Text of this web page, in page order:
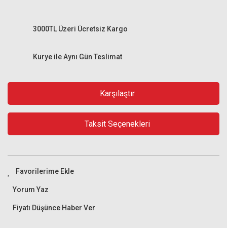
Kurye ile Aynı Gün Teslimat
3000TL Üzeri Ücretsiz Kargo
Karşılaştır
Taksit Seçenekleri
Yorum Yaz
Fiyatı Düşünce Haber Ver